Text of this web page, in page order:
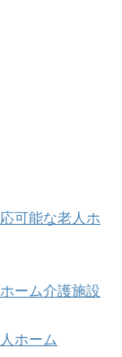
可能な老人ホ
ーム介護施設
ホーム